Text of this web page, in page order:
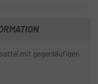
mit gegenläufigen